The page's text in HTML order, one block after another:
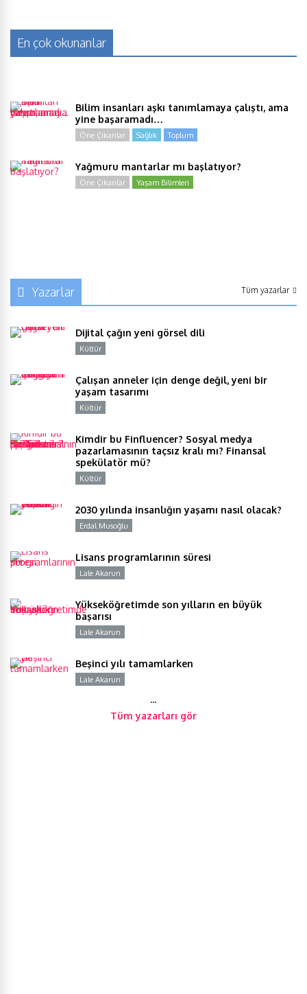
En çok okunanlar
Bilim insanları aşkı tanımlamaya çalıştı, ama
yine başaramadı…
Öne Çıkanlar Sağlık Toplum
Yağmuru mantarlar mı başlatıyor?
Öne Çıkanlar Yaşam Bilimleri
Yazarlar Tüm yazarlar
Dijital çağın yeni görsel dili
Kültür
Çalışan anneler için denge değil, yeni bir
yaşam tasarımı
Kültür
Kimdir bu Finfluencer? Sosyal medya
pazarlamasının taçsız kralı mı? Finansal
spekülatör mü?
Kültür
2030 yılında insanlığın yaşamı nasıl olacak?
Erdal Musoğlu
Lisans programlarının süresi
Lale Akarun
Yükseköğretimde son yılların en büyük
başarısı
Lale Akarun
Beşinci yılı tamamlarken
Lale Akarun
…
Tüm yazarları gör